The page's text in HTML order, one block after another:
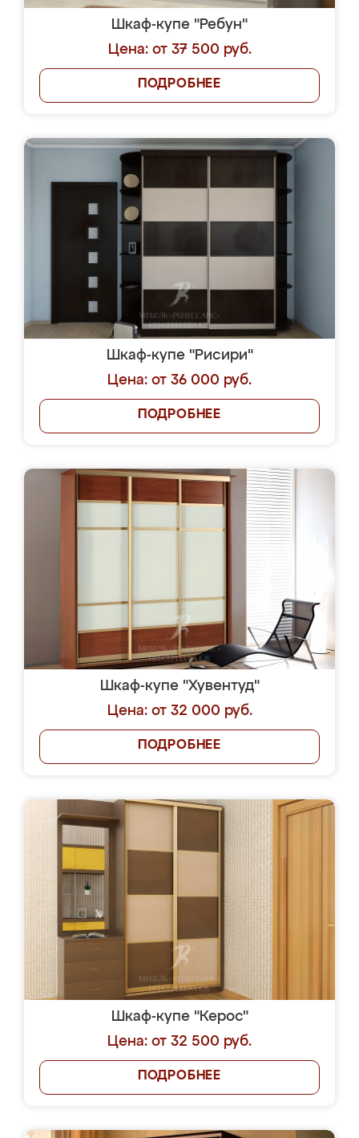
Шкаф-купе "Ребун"
Цена: от 37 500 руб.
ПОДРОБНЕЕ
Шкаф-купе "Рисири"
Цена: от 36 000 руб.
ПОДРОБНЕЕ
Шкаф-купе "Хувентуд"
Цена: от 32 000 руб.
ПОДРОБНЕЕ
Шкаф-купе "Керос"
Цена: от 32 500 руб.
ПОДРОБНЕЕ